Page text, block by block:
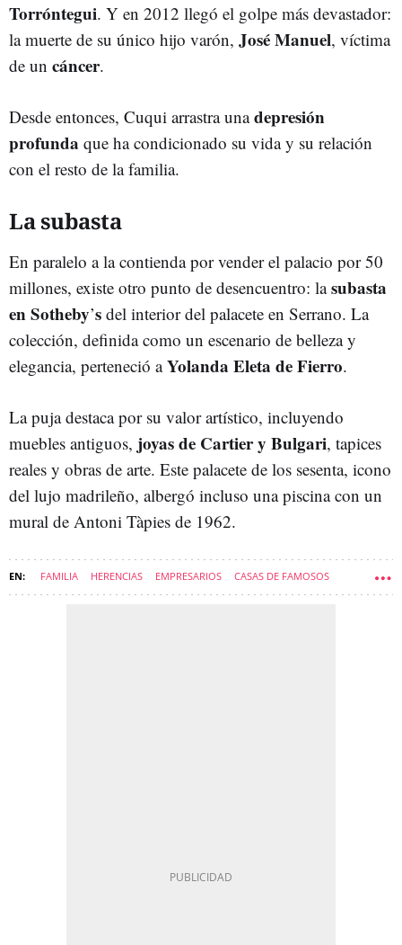
Torróntegui. Y en 2012 llegó el golpe más devastador:
la muerte de su único hijo varón, José Manuel, víctima
de un cáncer.
Desde entonces, Cuqui arrastra unadepresión
profunda que ha condicionado su vida y su relación
con el resto de la familia.
La subasta
En paralelo a la contienda por vender el palacio por 50
millones, existe otro punto de desencuentro: lasubasta
en Sotheby’s del interior del palacete en Serrano. La
colección, definida como un escenario de belleza y
elegancia, perteneció aYolanda Eleta de Fierro.
La puja destaca por su valor artístico, incluyendo
muebles antiguos, joyas de Cartier y Bulgari, tapices
reales y obras de arte. Este palacete de los sesenta, icono
del lujo madrileño, albergó incluso una piscina con un
mural de Antoni Tàpies de 1962.
FAMILIA HERENCIAS EMPRESARIOS CASAS DE FAMOSOS